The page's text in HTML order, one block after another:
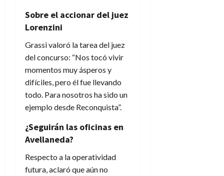
Sobre el accionar del juez
Lorenzini
Grassi valoró la tarea del juez
del concurso: “Nos tocó vivir
momentos muy ásperos y
difíciles, pero él fue llevando
todo. Para nosotros ha sido un
ejemplo desde Reconquista”.
¿Seguirán las oficinas en
Avellaneda?
Respecto a la operatividad
futura, aclaró que aún no